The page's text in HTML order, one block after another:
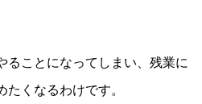
ることになってしまい、残業に
くなるわけです。